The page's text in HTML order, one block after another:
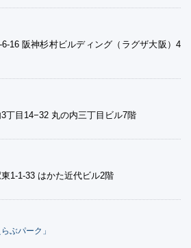
16 阪神杉村ビルディング（ラグザ大阪）4
丁目14−32 丸の内三丁目ビル7階
1-1-33 はかた近代ビル2階
ぶパーク」